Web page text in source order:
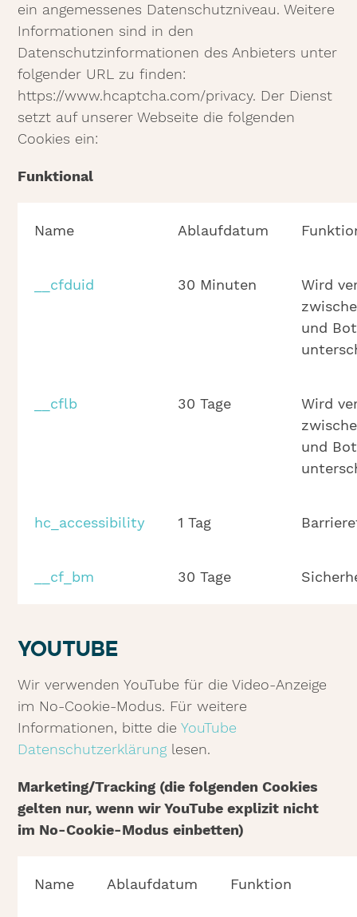
ein angemessenes Datenschutzniveau. Weitere
Informationen sind in den
Datenschutzinformationen des Anbieters unter
folgender URL zu finden:
https://www.hcaptcha.com/privacy. Der Dienst
setzt auf unserer Webseite die folgenden
Cookies ein:
Funktional
Name Ablaufdatum
__cfduid 30 Minuten
Wird
und
__cflb 30 Tage
Wird
und
hc_accessibility 1 Tag
__cf_bm 30 Tage
YOUTUBE
Wir verwenden YouTube für die Video-Anzeige
im No-Cookie-Modus. Für weitere
Informationen, bitte dieYouTube
Datenschutzerklärung lesen.
Marketing/Tracking (die folgenden Cookies
gelten nur, wenn wir YouTube explizit nicht
im No-Cookie-Modus einbetten)
Name Ablaufdatum Funktion